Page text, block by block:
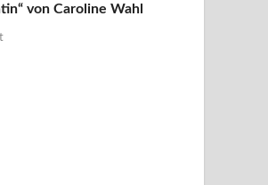
von Caroline Wahl